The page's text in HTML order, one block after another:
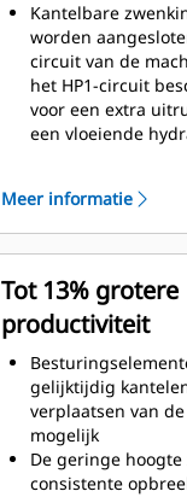
Kantelbare
worden
circuit van de
het HP1-circuit
voor een extra
een vloeiende
Weergavefunctie
met de monitor
verbinding met Cat
Meer informatie
Tot 13% grotere
productiviteit
gelijktijdig
verplaatsen van
mogelijk
De geringe
consistente